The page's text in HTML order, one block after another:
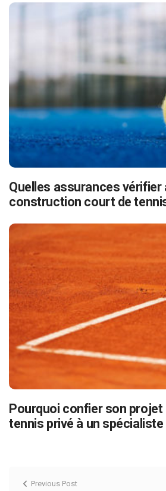
Quelles assurances vérifier
construction court de
Pourquoi confier son projet
tennis privé à un spécialiste
Previous Post